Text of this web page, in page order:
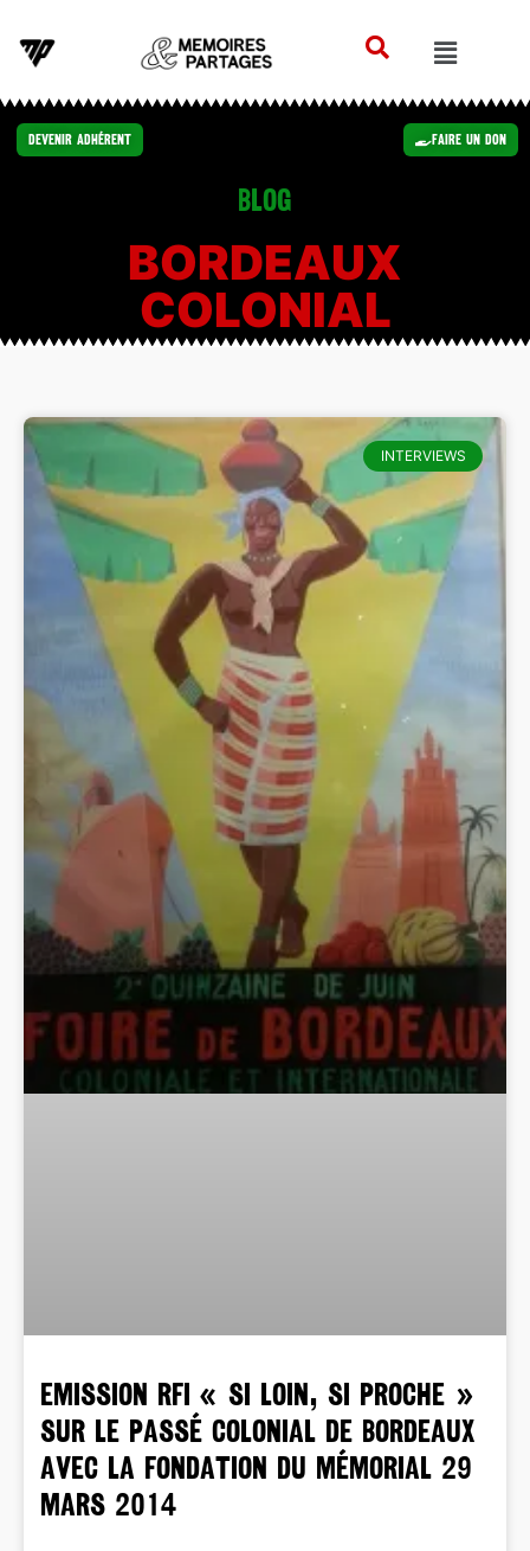
Devenir Adhérent Faire un Don
Blog
BORDEAUX
COLONIAL
INTERVIEWS
Emission RFI « si loin, si proche »
sur le passé colonial de Bordeaux
avec la Fondation du Mémorial 29
mars 2014